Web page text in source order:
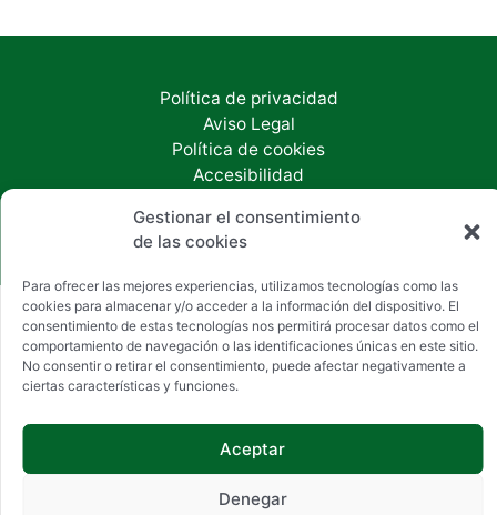
Gestionar el consentimiento
de las cookies
Para ofrecer las mejores experiencias, utilizamos tecnologías como las
cookies para almacenar y/o acceder a la información del dispositivo. El
consentimiento de estas tecnologías nos permitirá procesar datos como el
comportamiento de navegación o las identificaciones únicas en este sitio.
No consentir o retirar el consentimiento, puede afectar negativamente a
ciertas características y funciones.
Aceptar
Denegar
Política de privacidad
Aviso Legal
Política de cookies
Accesibilidad
Copyright © 2026 Inmobiliaria Chan